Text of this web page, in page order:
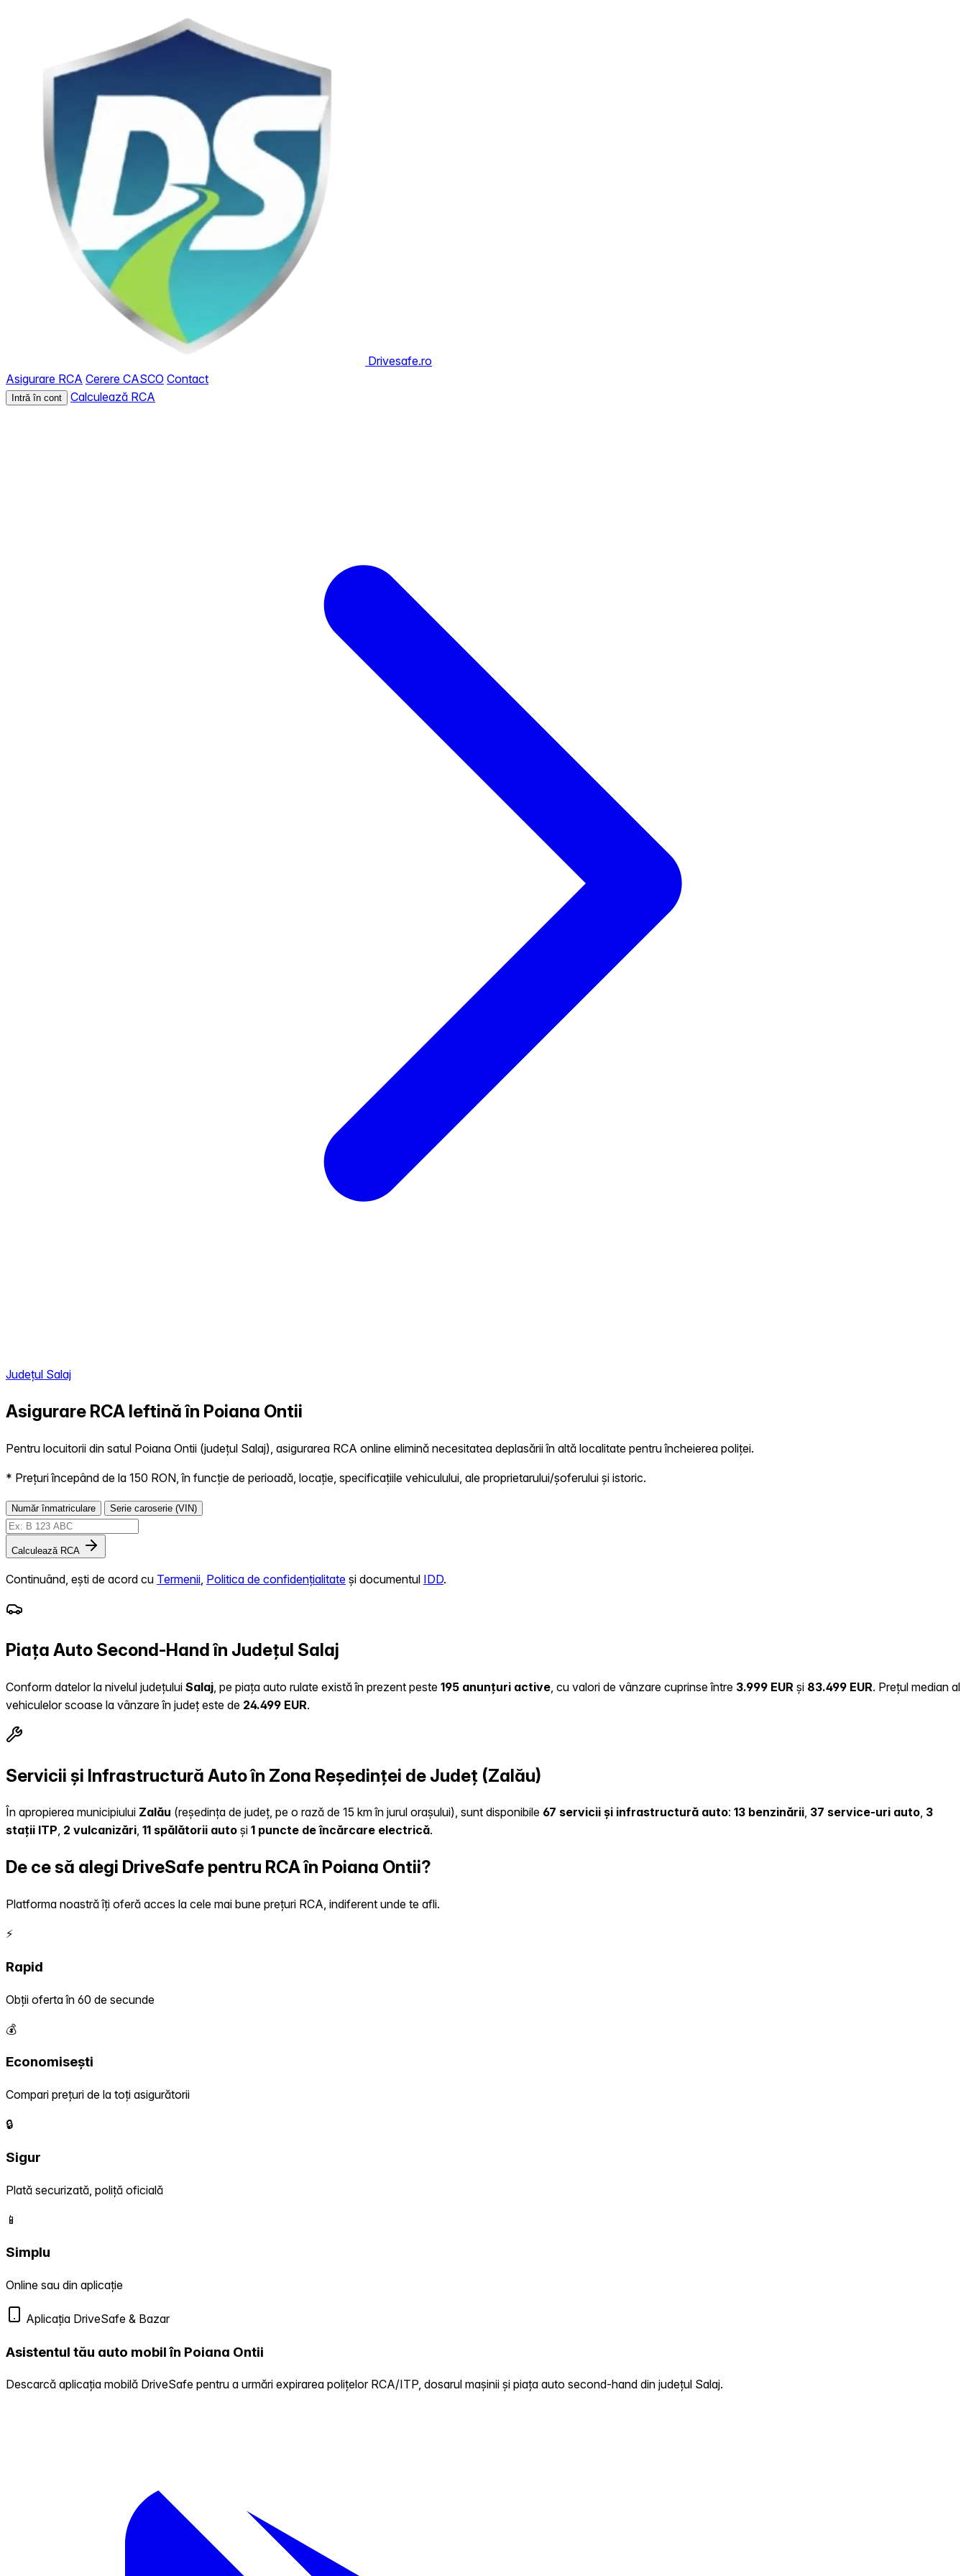
Drivesafe.ro
Asigurare RCA Cerere CASCO Contact
Intră în cont Calculează RCA
Județul Salaj
Asigurare RCA Ieftină în Poiana Ontii
Pentru locuitorii din satul Poiana Ontii (județul Salaj), asigurarea RCA online elimină necesitatea deplasării în altă localitate pentru încheierea poliței.
* Prețuri începând de la 150 RON, în funcție de perioadă, locație, specificațiile vehiculului, ale proprietarului/șoferului și istoric.
Număr înmatriculare Serie caroserie (VIN)
Calculează RCA
Continuând, ești de acord cu Termenii Politica de confidențialitate și documentul IDD.
Piața Auto Second-Hand în Județul Salaj
Conform datelor la nivelul județului Salaj , pe piața auto rulate există în prezent peste 195 anunțuri active , cu valori de vânzare cuprinse între 3.999 EUR și 83.499 EUR. Prețul median al
vehiculelor scoase la vânzare în județ este de 24.499 EUR.
Servicii și Infrastructură Auto în Zona Reședinței de Județ (Zalău)
În apropierea municipiului Zalău (reședința de județ, pe o rază de 15 km în jurul orașului), sunt disponibile 67 servicii și infrastructură auto: 13 benzinării, 37 service-uri auto, 3
stații ITP, 2 vulcanizări, 11 spălătorii auto și 1 puncte de încărcare electrică.
De ce să alegi DriveSafe pentru RCA în Poiana Ontii?
Platforma noastră îți oferă acces la cele mai bune prețuri RCA, indiferent unde te afli.
⚡
Rapid
Obții oferta în 60 de secunde
💰
Economisești
Compari prețuri de la toți asigurătorii
🔒
Sigur
Plată securizată, poliță oficială
📱
Simplu
Online sau din aplicație
Aplicația DriveSafe & Bazar
Asistentul tău auto mobil în Poiana Ontii
Descarcă aplicația mobilă DriveSafe pentru a urmări expirarea polițelor RCA/ITP, dosarul mașinii și piața auto second-hand din județul Salaj.